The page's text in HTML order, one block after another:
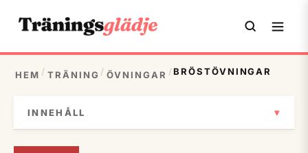
HEM / TRÄNING / ÖVNINGAR /BRÖSTÖVNINGAR
INNEHÅLL ▾